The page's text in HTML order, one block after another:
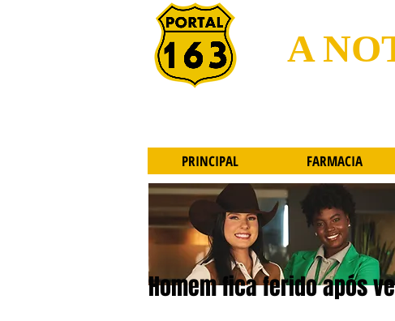
A
Homem fica ferido após
PRINCIPAL FARMACIA